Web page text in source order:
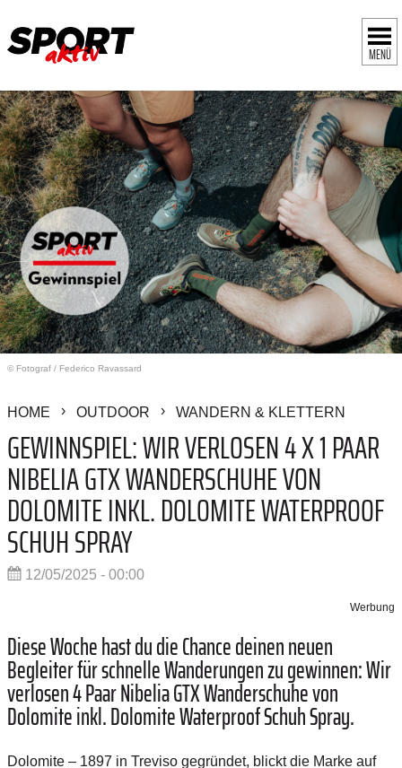
MENÜ
© Fotograf / Federico Ravassard
HOME OUTDOOR WANDERN & KLETTERN
GEWINNSPIEL: WIR VERLOSEN 4 X 1 PAAR
NIBELIA GTX WANDERSCHUHE VON
DOLOMITE INKL. DOLOMITE WATERPROOF
SCHUH SPRAY
12/05/2025 - 00:00
Werbung
Diese Woche hast du die Chance deinen neuen
Begleiter für schnelle Wanderungen zu gewinnen: Wir
verlosen 4 Paar Nibelia GTX Wanderschuhe von
Dolomite inkl. Dolomite Waterproof Schuh Spray.
Dolomite – 1897 in Treviso gegründet, blickt die Marke auf